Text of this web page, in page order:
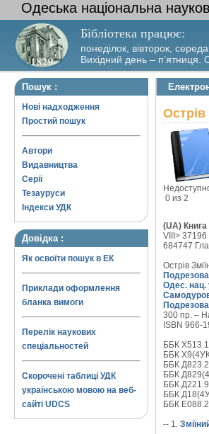
Одеська національна
Бібліотека працює:
понеділок, вівторок,
Вихідний день – п’ятниця.
Пошук :
Нові надходження
Простий пошук
Автори
Видавництва
Серії
Тезауруси
Індекси УДК
Довідка :
Як освоїти пошук в ЕК
Приклади оформлення
бланка вимоги
Перелік наукових
спеціальностей
Скорочені таблиці УДК
українською мовою на веб-
сайті UDCS
0 из 2
(UA) Книга
VIII> 37196
684747
Острів
Подрезова
Одес. нац.
Подрезова
300 пр. –
ISBN 966-
ББК
ББК
ББК
ББК
ББК
ББК
ББК
-- 1.